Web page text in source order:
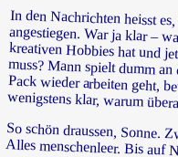
In den Nachrichten heisst
angestiegen. War ja klar –
kreativen Hobbies hat und
muss? Mann spielt dumm
Pack wieder arbeiten geht,
wenigstens klar, warum
So schön draussen, Sonne.
Alles menschenleer. Bis auf
ganzen Tag vor der Tür
Rennrad. Wieso hat keiner
Beruf? Nun hängen sie alle